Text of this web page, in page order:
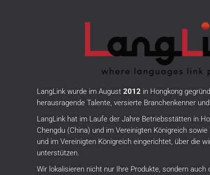
LangLink wurde im August 2012 in Hongkong
herausragende Talente, versierte Branchenkenner
LangLink hat im Laufe der Jahre Betriebsstätten in
Chengdu (China) und im Vereinigten Königreich
und im Vereinigten Königreich eingerichtet, über die
unterstützen.
Wir lokalisieren nicht nur Ihre Produkte, sondern auch